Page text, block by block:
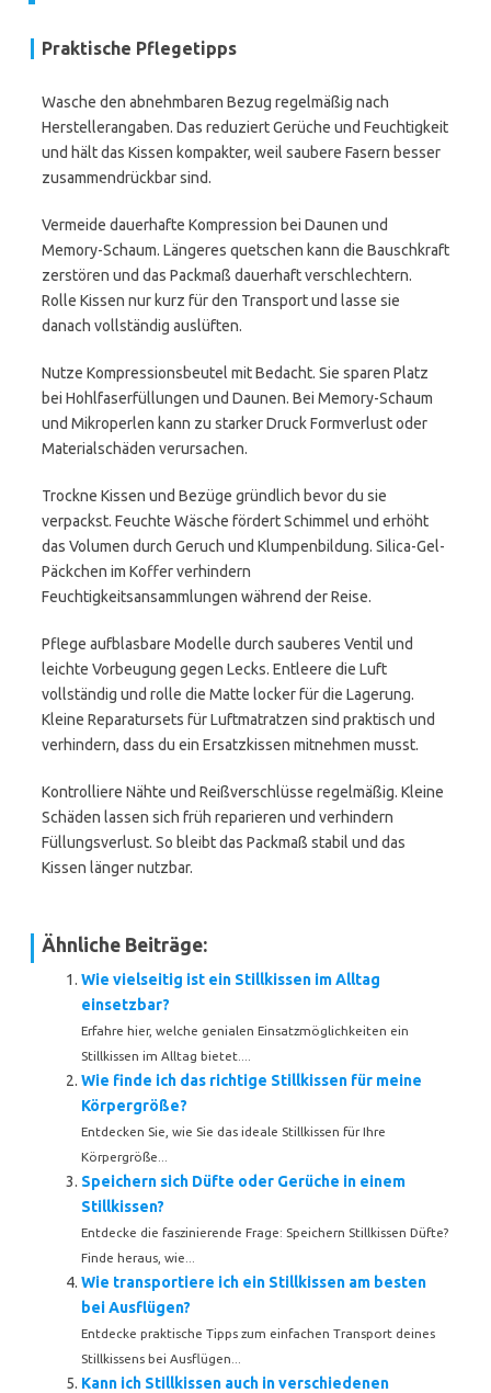
Praktische Pflegetipps
Wasche den abnehmbaren Bezug regelmäßig nach
Herstellerangaben. Das reduziert Gerüche und Feuchtigkeit
und hält das Kissen kompakter, weil saubere Fasern besser
zusammendrückbar sind.
Vermeide dauerhafte Kompression bei Daunen und
Memory-Schaum. Längeres quetschen kann die Bauschkraft
zerstören und das Packmaß dauerhaft verschlechtern.
Rolle Kissen nur kurz für den Transport und lasse sie
danach vollständig auslüften.
Nutze Kompressionsbeutel mit Bedacht. Sie sparen Platz
bei Hohlfaserfüllungen und Daunen. Bei Memory-Schaum
und Mikroperlen kann zu starker Druck Formverlust oder
Materialschäden verursachen.
Trockne Kissen und Bezüge gründlich bevor du sie
verpackst. Feuchte Wäsche fördert Schimmel und erhöht
das Volumen durch Geruch und Klumpenbildung. Silica-Gel-
Päckchen im Koffer verhindern
Feuchtigkeitsansammlungen während der Reise.
Pflege aufblasbare Modelle durch sauberes Ventil und
leichte Vorbeugung gegen Lecks. Entleere die Luft
vollständig und rolle die Matte locker für die Lagerung.
Kleine Reparatursets für Luftmatratzen sind praktisch und
verhindern, dass du ein Ersatzkissen mitnehmen musst.
Kontrolliere Nähte und Reißverschlüsse regelmäßig. Kleine
Schäden lassen sich früh reparieren und verhindern
Füllungsverlust. So bleibt das Packmaß stabil und das
Kissen länger nutzbar.
Ähnliche Beiträge:
Wie vielseitig ist ein Stillkissen im Alltag
einsetzbar?
Erfahre hier, welche genialen Einsatzmöglichkeiten ein
Stillkissen im Alltag bietet....
Wie finde ich das richtige Stillkissen für meine
Körpergröße?
Entdecken Sie, wie Sie das ideale Stillkissen für Ihre
Körpergröße...
Speichern sich Düfte oder Gerüche in einem
Stillkissen?
Entdecke die faszinierende Frage: Speichern Stillkissen Düfte?
Finde heraus, wie...
Wie transportiere ich ein Stillkissen am besten
bei Ausflügen?
Entdecke praktische Tipps zum einfachen Transport deines
Stillkissens bei Ausflügen...
Kann ich Stillkissen auch in verschiedenen